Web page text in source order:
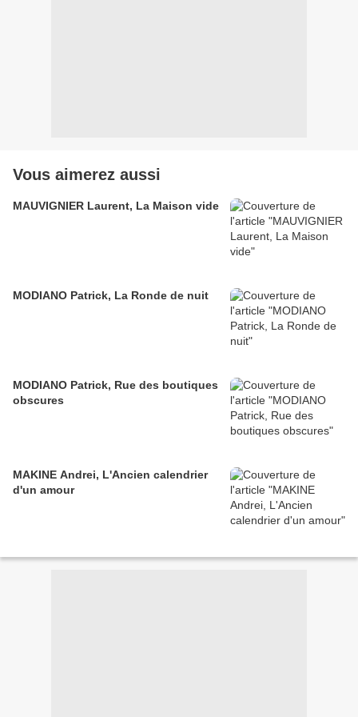
Vous aimerez aussi
MAUVIGNIER Laurent, La Maison vide
MODIANO Patrick, La Ronde de nuit
MODIANO Patrick, Rue des boutiques
obscures
MAKINE Andrei, L'Ancien calendrier
d'un amour